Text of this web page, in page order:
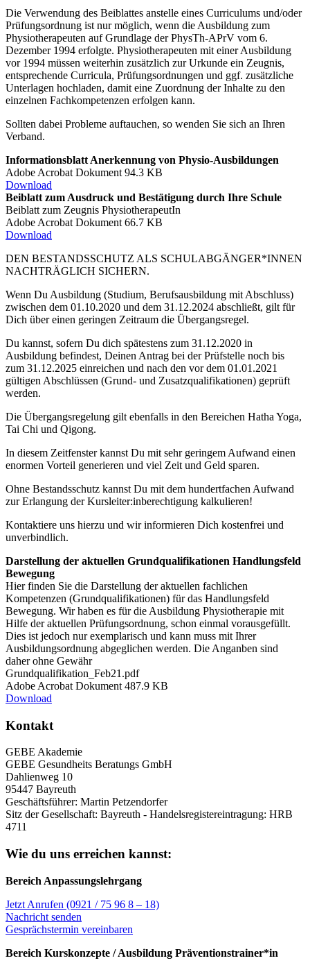
Die Verwendung des Beiblattes anstelle eines Curriculums und/oder
Prüfungsordnung ist nur möglich, wenn die Ausbildung zum
Physiotherapeuten auf Grundlage der PhysTh-APrV vom 6.
Dezember 1994 erfolgte. Physiotherapeuten mit einer Ausbildung
vor 1994 müssen weiterhin zusätzlich zur Urkunde ein Zeugnis,
entsprechende Curricula, Prüfungsordnungen und ggf. zusätzliche
Unterlagen hochladen, damit eine Zuordnung der Inhalte zu den
einzelnen Fachkompetenzen erfolgen kann.
Sollten dabei Probleme auftauchen, so wenden Sie sich an Ihren
Verband.
Informationsblatt Anerkennung von Physio-Ausbildungen
Adobe Acrobat Dokument 94.3 KB
Download
Beiblatt zum Ausdruck und Bestätigung durch Ihre Schule
Beiblatt zum Zeugnis PhysiotherapeutIn
Adobe Acrobat Dokument 66.7 KB
Download
DEN BESTANDSSCHUTZ ALS SCHULABGÄNGER*INNEN
NACHTRÄGLICH SICHERN.
Wenn Du Ausbildung (Studium, Berufsausbildung mit Abschluss)
zwischen dem 01.10.2020 und dem 31.12.2024 abschließt, gilt für
Dich über einen geringen Zeitraum die Übergangsregel.
Du kannst, sofern Du dich spätestens zum 31.12.2020 in
Ausbildung befindest, Deinen Antrag bei der Prüfstelle noch bis
zum 31.12.2025 einreichen und nach den vor dem 01.01.2021
gültigen Abschlüssen (Grund- und Zusatzqualifikationen) geprüft
werden.
Die Übergangsregelung gilt ebenfalls in den Bereichen Hatha Yoga,
Tai Chi und Qigong.
In diesem Zeitfenster kannst Du mit sehr geringem Aufwand einen
enormen Vorteil generieren und viel Zeit und Geld sparen.
Ohne Bestandsschutz kannst Du mit dem hundertfachen Aufwand
zur Erlangung der Kursleiter:inberechtigung kalkulieren!
Kontaktiere uns hierzu und wir informieren Dich kostenfrei und
unverbindlich.
Darstellung der aktuellen Grundqualifikationen Handlungsfeld
Bewegung
Hier finden Sie die Darstellung der aktuellen fachlichen
Kompetenzen (Grundqualifikationen) für das Handlungsfeld
Bewegung. Wir haben es für die Ausbildung Physiotherapie mit
Hilfe der aktuellen Prüfungsordnung, schon einmal vorausgefüllt.
Dies ist jedoch nur exemplarisch und kann muss mit Ihrer
Ausbildungsordnung abgeglichen werden. Die Anganben sind
daher ohne Gewähr
Grundqualifikation_Feb21.pdf
Adobe Acrobat Dokument 487.9 KB
Download
Kontakt
GEBE Akademie
GEBE Gesundheits Beratungs GmbH
Dahlienweg 10
95447 Bayreuth
Geschäftsführer: Martin Petzendorfer
Sitz der Gesellschaft: Bayreuth - Handelsregistereintragung: HRB
4711
Wie du uns erreichen kannst:
Bereich Anpassungslehrgang
Jetzt Anrufen (0921 / 75 96 8 – 18)
Nachricht senden
Gesprächstermin vereinbaren
Bereich Kurskonzepte / Ausbildung Präventionstrainer*in